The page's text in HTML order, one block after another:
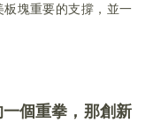
塊重要的支撐，並一
個重拳，那創新